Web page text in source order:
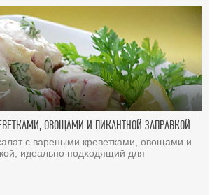
ОВОЩАМИ И ПИКАНТНОЙ ЗАПРАВКОЙ
с вареными креветками, овощами и
идеально подходящий для